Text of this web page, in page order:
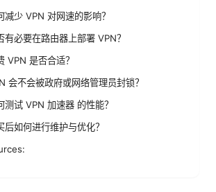
减少 VPN 对网速的影响？
有必要在路由器上部署 VPN？
VPN 是否合适？
会不会被政府或网络管理员封锁？
测试 VPN 加速器 的性能？
后如何进行维护与优化？